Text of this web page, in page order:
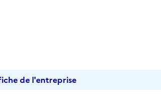
de l'entreprise